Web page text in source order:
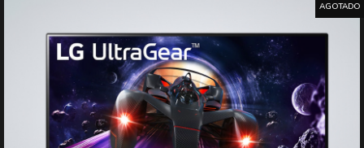
AGOTADO